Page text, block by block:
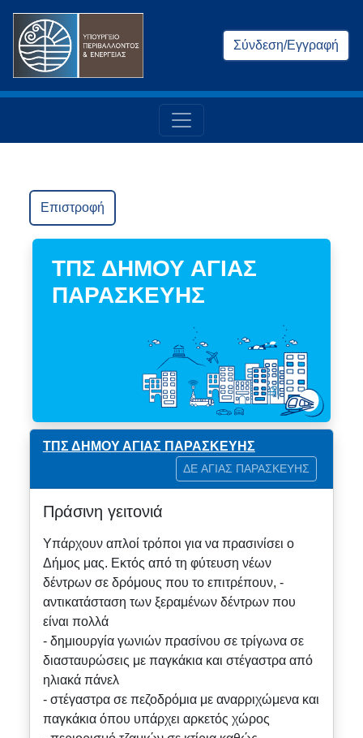
Σύνδεση/Εγγραφή
Επιστροφή
ΤΠΣ ΔΗΜΟΥ ΑΓΙΑΣ
ΠΑΡΑΣΚΕΥΗΣ
ΤΠΣ ΔΗΜΟΥ ΑΓΙΑΣ ΠΑΡΑΣΚΕΥΗΣ
ΔΕ ΑΓΙΑΣ ΠΑΡΑΣΚΕΥΗΣ
Πράσινη γειτονιά
Υπάρχουν απλοί τρόποι για να πρασινίσει ο
Δήμος μας. Εκτός από τη φύτευση νέων
δέντρων σε δρόμους που το επιτρέπουν, -
αντικατάσταση των ξεραμένων δέντρων που
είναι πολλά
- δημιουργία γωνιών πρασίνου σε τρίγωνα σε
διασταυρώσεις με παγκάκια και στέγαστρα από
ηλιακά πάνελ
- στέγαστρα σε πεζοδρόμια με αναρριχώμενα και
παγκάκια όπου υπάρχει αρκετός χώρος